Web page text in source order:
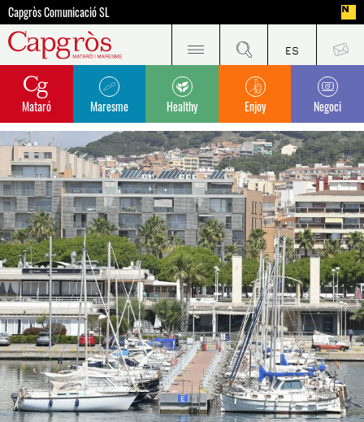
Capgròs Comunicació SL
Mataró Maresme Healthy Enjoy Negoci